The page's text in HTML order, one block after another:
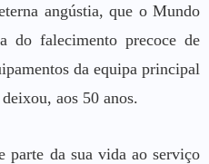
angústia, que o Mundo
do falecimento precoce de
da equipa principal
aos 50 anos.
parte da sua vida ao serviço